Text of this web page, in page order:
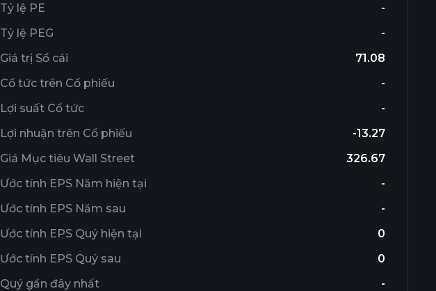
Tỷ lệ PE
-
Tỷ lệ PEG
-
Giá trị Sổ cái
71.08
Cổ tức trên Cổ phiếu
-
Lợi suất Cổ tức
-
Lợi nhuận trên Cổ phiếu
-13.27
Giá Mục tiêu Wall Street
326.67
Ước tính EPS Năm hiện tại
-
Ước tính EPS Năm sau
-
Ước tính EPS Quý hiện tại
0
Ước tính EPS Quý sau
0
Quý gần đây nhất
-